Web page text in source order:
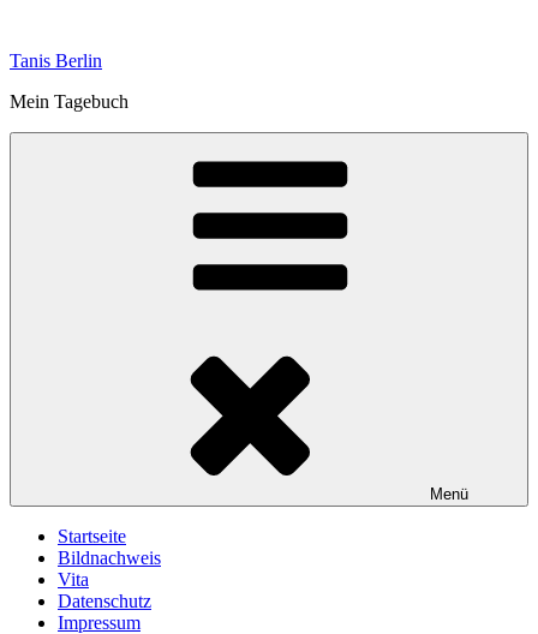
springen
Tanis Berlin
Mein Tagebuch
Menü
Startseite
Bildnachweis
Vita
Datenschutz
Impressum